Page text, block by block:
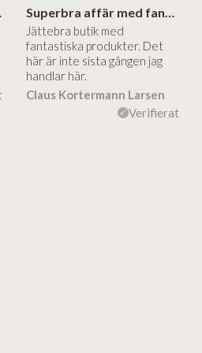
Superbra affär med fantastiska produkter
Jättebra butik med
fantastiska produkter. Det
här är inte sista gången jag
handlar här.
Claus Kortermann Larsen
Verifierat